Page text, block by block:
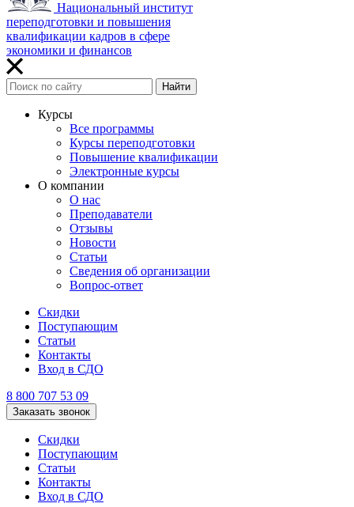
Национальный институт
переподготовки и повышения
квалификации кадров в сфере
экономики и финансов
Найти
Курсы
Все программы
Курсы переподготовки
Повышение квалификации
Электронные курсы
О компании
О нас
Преподаватели
Отзывы
Новости
Статьи
Сведения об организации
Вопрос-ответ
Скидки
Поступающим
Статьи
Контакты
Вход в СДО
8 800 707 53 09
Заказать звонок
Скидки
Поступающим
Статьи
Контакты
Вход в СДО